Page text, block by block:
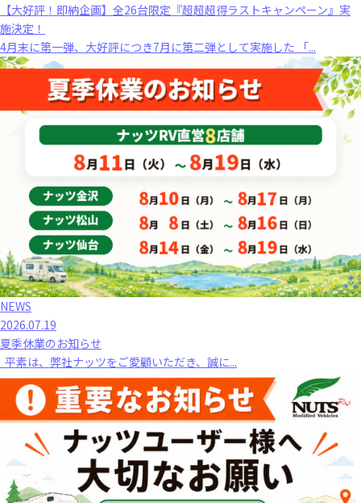
【大好評！即納企画】全26台限定『超超超得ラストキャンペーン』実
施決定！
4月末に第一弾、大好評につき7月に第二弾として実施した 「...
NEWS
2026.07.19
夏季休業のお知らせ
平素は、弊社ナッツをご愛顧いただき、誠に...